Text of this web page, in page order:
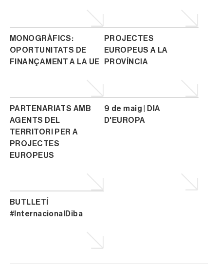
MONOGRÀFICS:
OPORTUNITATS DE
FINANÇAMENT A LA UE
PROJECTES
EUROPEUS A LA
PROVÍNCIA
PARTENARIATS AMB
AGENTS DEL
TERRITORI PER A
PROJECTES
EUROPEUS
9 de maig | DIA
D'EUROPA
BUTLLETÍ
#InternacionalDiba